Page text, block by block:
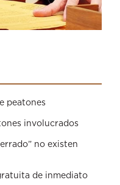
peatones
involucrados
no existen
de inmediato